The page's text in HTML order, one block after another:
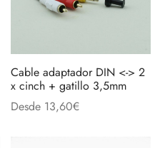
Cable adaptador DIN <-> 2
x cinch + gatillo 3,5mm
Desde 13,60€